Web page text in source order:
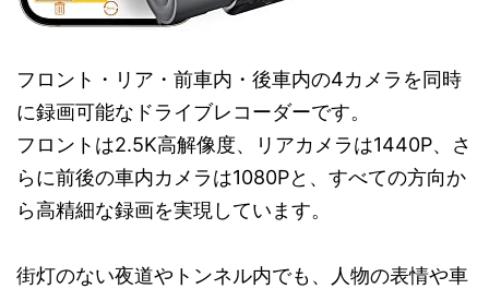
フロント・リア・前車内・後車内の4カメラを同時
に録画可能なドライブレコーダーです。
フロントは2.5K高解像度、リアカメラは1440P、さ
らに前後の車内カメラは1080Pと、すべての方向か
ら高精細な録画を実現しています。
街灯のない夜道やトンネル内でも、人物の表情や車